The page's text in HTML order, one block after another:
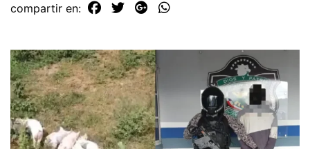
compartir en: